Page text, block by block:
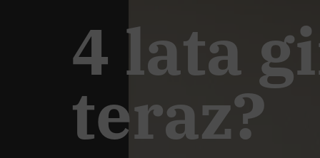
4 lata
teraz?